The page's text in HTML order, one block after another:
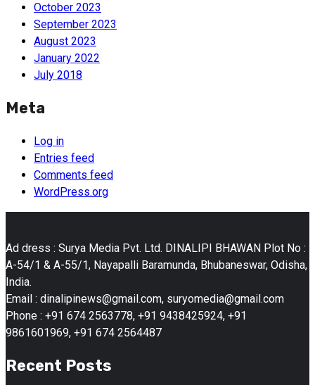
October 2023
September 2023
August 2023
January 2022
July 2018
Meta
Log in
Entries feed
Comments feed
WordPress.org
Ad dress : Surya Media Pvt. Ltd. DINALIPI BHAWAN Plot No :
A-54/1 & A-55/1, Nayapalli Baramunda, Bhubaneswar, Odisha,
India.
Email : dinalipinews@gmail.com, suryomedia@gmail.com
Phone : +91 674 2563778, +91 9438425924, +91
9861601969, +91 674 2564487
Recent Posts